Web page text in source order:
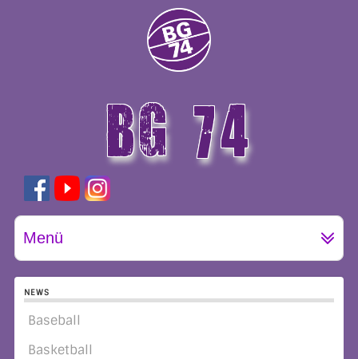
BG 74
GÖTTINGEN
Menü
NEWS
Baseball
Basketball